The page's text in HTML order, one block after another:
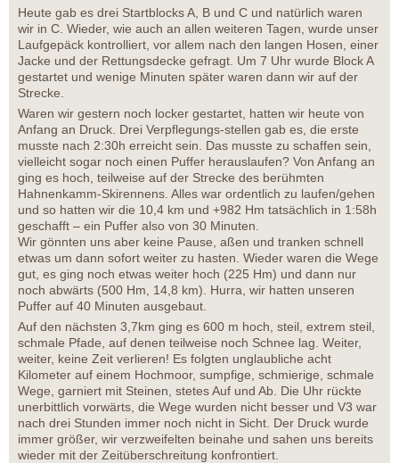
Heute gab es drei Startblocks A, B und C und natürlich waren
wir in C. Wieder, wie auch an allen weiteren Tagen, wurde unser
Laufgepäck kontrolliert, vor allem nach den langen Hosen, einer
Jacke und der Rettungsdecke gefragt. Um 7 Uhr wurde Block A
gestartet und wenige Minuten später waren dann wir auf der
Strecke.
Waren wir gestern noch locker gestartet, hatten wir heute von
Anfang an Druck. Drei Verpflegungs-stellen gab es, die erste
musste nach 2:30h erreicht sein. Das musste zu schaffen sein,
vielleicht sogar noch einen Puffer herauslaufen? Von Anfang an
ging es hoch, teilweise auf der Strecke des berühmten
Hahnenkamm-Skirennens. Alles war ordentlich zu laufen/gehen
und so hatten wir die 10,4 km und +982 Hm tatsächlich in 1:58h
geschafft – ein Puffer also von 30 Minuten.
Wir gönnten uns aber keine Pause, aßen und tranken schnell
etwas um dann sofort weiter zu hasten. Wieder waren die Wege
gut, es ging noch etwas weiter hoch (225 Hm) und dann nur
noch abwärts (500 Hm, 14,8 km). Hurra, wir hatten unseren
Puffer auf 40 Minuten ausgebaut.
Auf den nächsten 3,7km ging es 600 m hoch, steil, extrem steil,
schmale Pfade, auf denen teilweise noch Schnee lag. Weiter,
weiter, keine Zeit verlieren! Es folgten unglaubliche acht
Kilometer auf einem Hochmoor, sumpfige, schmierige, schmale
Wege, garniert mit Steinen, stetes Auf und Ab. Die Uhr rückte
unerbittlich vorwärts, die Wege wurden nicht besser und V3 war
nach drei Stunden immer noch nicht in Sicht. Der Druck wurde
immer größer, wir verzweifelten beinahe und sahen uns bereits
wieder mit der Zeitüberschreitung konfrontiert.